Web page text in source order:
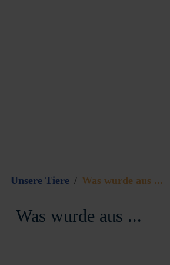
Unsere Tiere Was wurde aus ...
Was wurde aus ...